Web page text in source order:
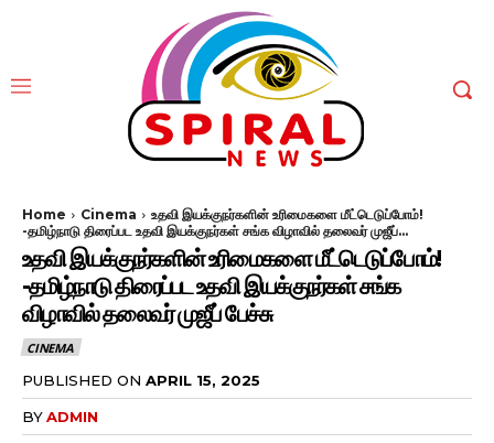
Home Cinema
உதவி இயக்குநர்களின் உரிமைகளை மீட்டெடுப்போம்!
-தமிழ்நாடு திரைப்பட உதவி இயக்குநர்கள் சங்க விழாவில் தலைவர் முஜீப்...
உதவி இயக்குநர்களின் உரிமைகளை மீட்டெடுப்போம்!
-தமிழ்நாடு திரைப்பட உதவி இயக்குநர்கள் சங்க
விழாவில் தலைவர் முஜீப் பேச்சு
CINEMA
PUBLISHED ON APRIL 15, 2025
BYADMIN